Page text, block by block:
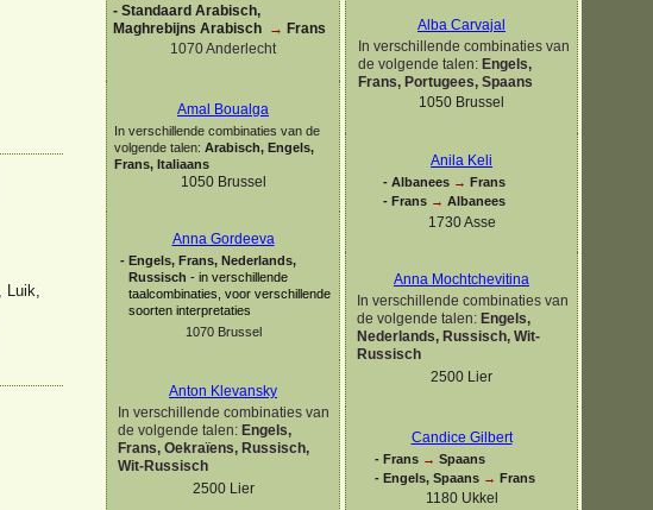
- Standaard Arabisch,
Maghrebijns Arabisch → Frans
1070 Anderlecht
Amal Boualga
In verschillende combinaties van de
volgende talen: Arabisch, Engels,
Frans, Italiaans
1050 Brussel
Anna Gordeeva
- Engels, Frans, Nederlands,
Russisch - in verschillende
taalcombinaties, voor verschillende
soorten interpretaties
1070 Brussel
Anton Klevansky
In verschillende combinaties van
de volgende talen: Engels,
Frans, Oekraïens, Russisch,
Wit-Russisch
2500 Lier
Alba Carvajal
In verschillende combinaties van
de volgende talen: Engels,
Frans, Portugees, Spaans
1050 Brussel
Anila Keli
- Albanees → Frans
- Frans → Albanees
1730 Asse
Anna Mochtchevitina
In verschillende combinaties van
de volgende talen: Engels,
Nederlands, Russisch, Wit-
Russisch
2500 Lier
Candice Gilbert
- Frans → Spaans
- Engels, Spaans → Frans
1180 Ukkel
Luik,